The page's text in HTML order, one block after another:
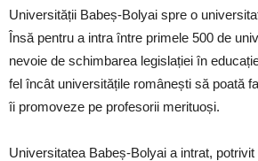
Universității Babeș-Bolyai spre o
Însă pentru a intra între primele 500 de
nevoie de schimbarea legislației în
fel încât universitățile românești să poată
îi promoveze pe profesorii merituoși.
Universitatea Babeș-Bolyai a intrat,